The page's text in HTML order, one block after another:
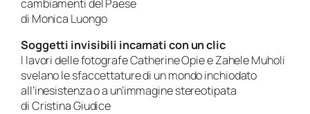
cambiamenti del Paese
di Monica Luongo
Soggetti invisibili incarnati con un clic
I lavori delle fotografe Catherine Opie e Zahele Muholi
svelano le sfaccettature di un mondo inchiodato
all’inesistenza o a un’immagine stereotipata
di Cristina Giudice